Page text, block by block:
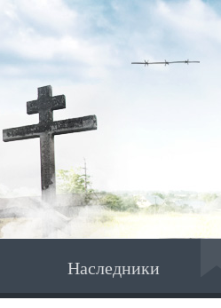
Наследники